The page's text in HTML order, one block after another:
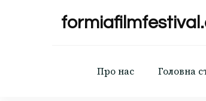
Про нас Головна